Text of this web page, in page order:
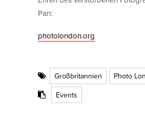
Parr.
photolondon.org
Großbritannien
Photo
Events